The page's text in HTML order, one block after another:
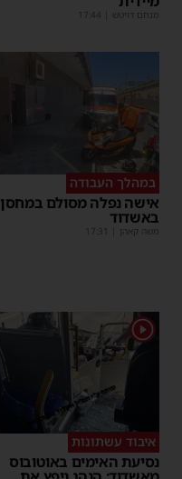
מנחם דויטש 17:44
במהלך העבודה
אישה נפלה מסולם במחסן
באשדוד
משה קאהן 17:31
1
איבוד עשתונות
נסיעת האימים באוטובוס